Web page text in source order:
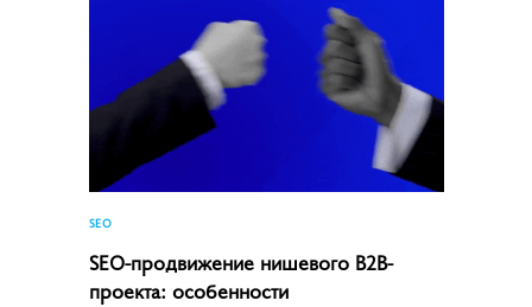
SEO
SEO-продвижение нишевого B2B-
проекта: особенности